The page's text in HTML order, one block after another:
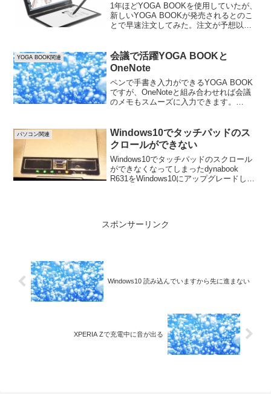
1年ほどYOGA BOOKを使用していたが、
新しいYOGA BOOKが発売されるとのこ
とで早速注文してみた。注文が予想以上
をお伝えするので、購入を検討している
方は、参考...
YOGA BOOK関連
会議で活躍YOGA BOOKと
OneNote
ペンで手書き入力ができるYOGA BOOK
ですが、OneNoteと組み合わせれば会議
のメモもスムーズに入力できます。
す。OneNoteを起動して、メニューの
「描画...
パソコン関連
Windows10でタッチパッドのス
クロールができない
Windows10でタッチパッドのスクロール
ができなくなってしまったdynabook
R631をWindows10にアップグレードした
スポンサーリンク
Windows10 読み込んでいますから先に進まない
XPERIA Zで充電中に音が出る